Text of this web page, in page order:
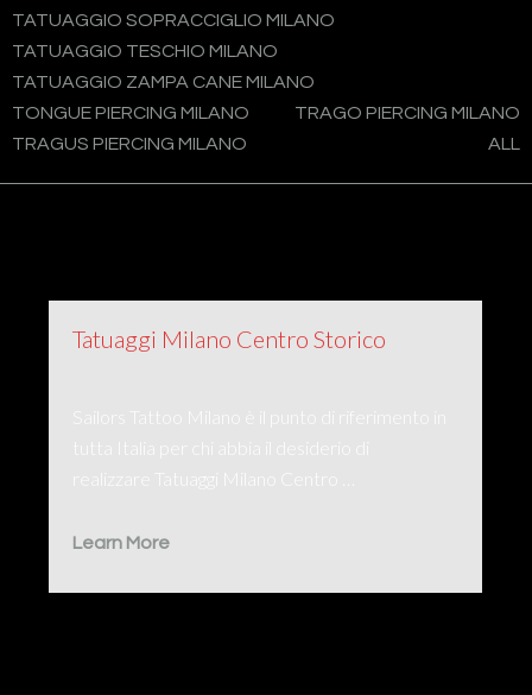
TATUAGGIO SOPRACCIGLIO MILANO
TATUAGGIO TESCHIO MILANO
TATUAGGIO ZAMPA CANE MILANO
TONGUE PIERCING MILANO
TRAGO PIERCING MILANO
TRAGUS PIERCING MILANO
ALL
Tatuaggi Milano Centro Storico
Sailors Tattoo Milano è il punto di riferimento in
realizzare Tatuaggi Milano Centro …
Learn More